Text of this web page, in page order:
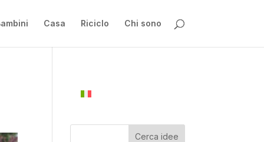
Casa Riciclo Chi sono
Cerca idee